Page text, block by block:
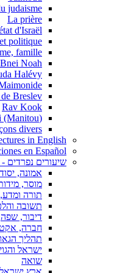
judaisme
La prière
d'Israël
politique
famille
Noah
Halévy
Breslev
Rav Kook
(Rav Askenazi (Manitou
divers
in English
en Español
שיעורים נפרדים -
אמונה,
מוסר,
תורה
תשובה
דיבור,
חברה,
תהליך
ישראל
שואה